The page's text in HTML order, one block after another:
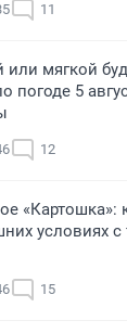
11
или мягкой
погоде 5
12
«Картошка»:
условиях
15